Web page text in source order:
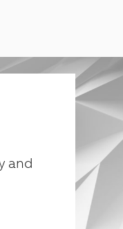
and